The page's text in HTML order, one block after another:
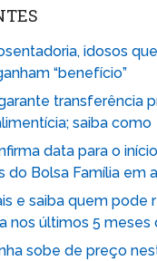
idosos
“benefício”
transferência
saiba como
data para o
do Bolsa Família em
e saiba quem pode
nos últimos 5 meses
sobe de preço